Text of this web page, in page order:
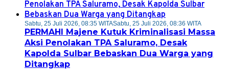
Sabtu, 25 Juli 2026, 08:35 WITASabtu, 25 Juli 2026, 08:36 WITA
PERMAHI Majene Kutuk Kriminalisasi Massa
Aksi Penolakan TPA Saluramo, Desak
Kapolda Sulbar Bebaskan Dua Warga yang
Ditangkap